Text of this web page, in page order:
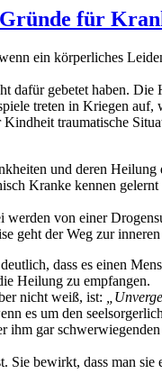
Gründe für
ein körperliches
dafür gebetet haben.
treten in Kriegen
traumatische
und deren
Kranke kennen
von einer
geht der Weg zur
dass es einen
Heilung zu empfangen.
nicht weiß, ist:
es um den
ihm gar
bewirkt, dass man